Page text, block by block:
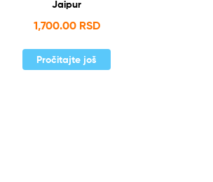
Jaipur
1,700.00 RSD
Pročitajte još